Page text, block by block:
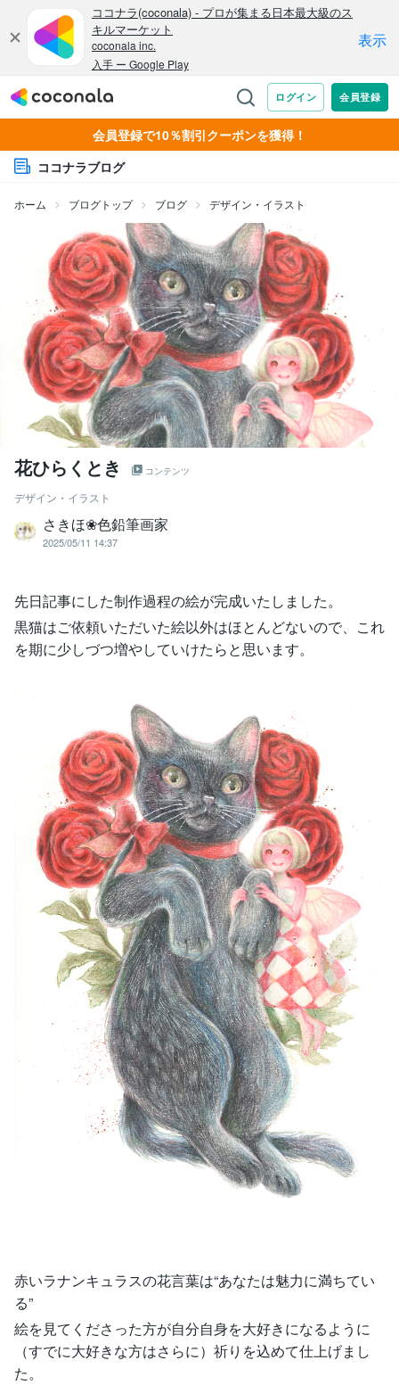
会員登録で10％割引クーポンを獲得！
ココナラブログ
ホーム ブログトップ ブログ デザイン・イラスト
花ひらくとき コンテンツ
デザイン・イラスト
さきほ❀色鉛筆画家
2025/05/11 14:37
先日記事にした制作過程の絵が完成いたしました。
黒猫はご依頼いただいた絵以外はほとんどないので、これ
を期に少しづつ増やしていけたらと思います。
赤いラナンキュラスの花言葉は“あなたは魅力に満ちてい
る”
絵を見てくださった方が自分自身を大好きになるように
（すでに大好きな方はさらに）祈りを込めて仕上げまし
た。